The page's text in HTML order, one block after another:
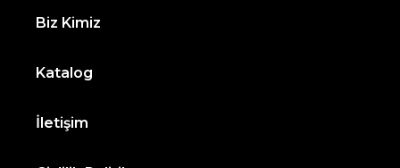
Biz Kimiz
Katalog
İletişim